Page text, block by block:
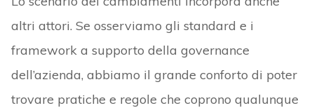
altri attori. Se osserviamo gli standard e i
framework a supporto della governance
dell’azienda, abbiamo il grande conforto di poter
trovare pratiche e regole che coprono qualunque